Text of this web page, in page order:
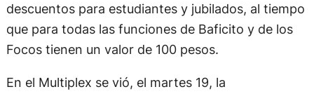
descuentos para estudiantes y jubilados, al tiempo
que para todas las funciones de Baficito y de los
Focos tienen un valor de 100 pesos.
En el Multiplex se vió, el martes 19, la